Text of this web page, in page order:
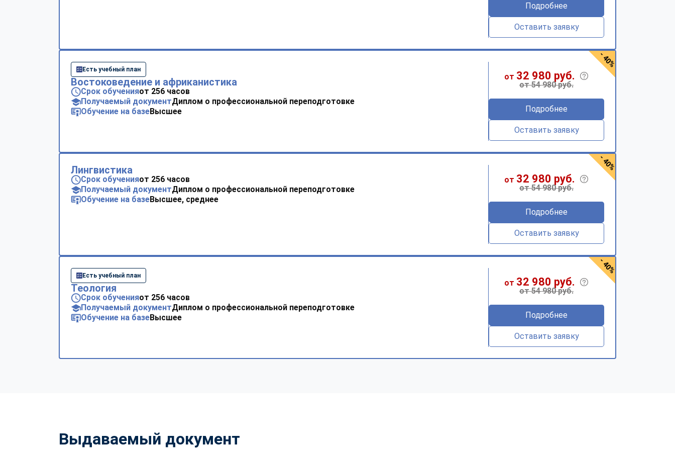
Подробнее
Оставить заявку
Есть учебный план
Востоковедение и африканистика
Срок обученияот 256 часов
Получаемый документДиплом о профессиональной переподготовке
Обучение на базеВысшее
от 32 980 руб.
от 54 980 руб.
Подробнее
Оставить заявку
- 40%
Лингвистика
Срок обученияот 256 часов
Получаемый документДиплом о профессиональной переподготовке
Обучение на базеВысшее, среднее
от 32 980 руб.
от 54 980 руб.
Подробнее
Оставить заявку
- 40%
Есть учебный план
Теология
Срок обученияот 256 часов
Получаемый документДиплом о профессиональной переподготовке
Обучение на базеВысшее
от 32 980 руб.
от 54 980 руб.
Подробнее
Оставить заявку
- 40%
Выдаваемый документ